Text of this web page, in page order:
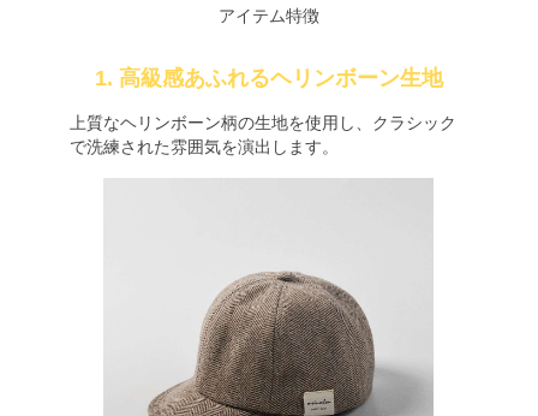
アイテム特徴
1. 高級感あふれるヘリンボーン生地
上質なヘリンボーン柄の生地を使用し、クラシック
で洗練された雰囲気を演出します。